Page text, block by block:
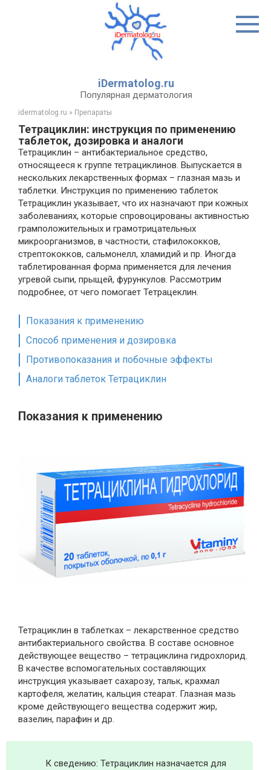
iDermatolog.ru
Популярная дерматология
idermatolog.ru » Препараты
Тетрациклин: инструкция по применению
таблеток, дозировка и аналоги
Тетрациклин – антибактериальное средство,
относящееся к группе тетрациклинов. Выпускается в
нескольких лекарственных формах – глазная мазь и
таблетки. Инструкция по применению таблеток
Тетрациклин указывает, что их назначают при кожных
заболеваниях, которые спровоцированы активностью
грамположительных и грамотрицательных
микроорганизмов, в частности, стафилококков,
стрептококков, сальмонелл, хламидий и пр. Иногда
таблетированная форма применяется для лечения
угревой сыпи, прыщей, фурункулов. Рассмотрим
подробнее, от чего помогает Тетрацеклин.
Показания к применению
Способ применения и дозировка
Противопоказания и побочные эффекты
Аналоги таблеток Тетрациклин
Показания к применению
Тетрациклин в таблетках – лекарственное средство
антибактериального свойства. В составе основное
действующее вещество – тетрациклина гидрохлорид.
В качестве вспомогательных составляющих
инструкция указывает сахарозу, тальк, крахмал
картофеля, желатин, кальция стеарат. Глазная мазь
кроме действующего вещества содержит жир,
вазелин, парафин и др.
К сведению: Тетрациклин назначается для